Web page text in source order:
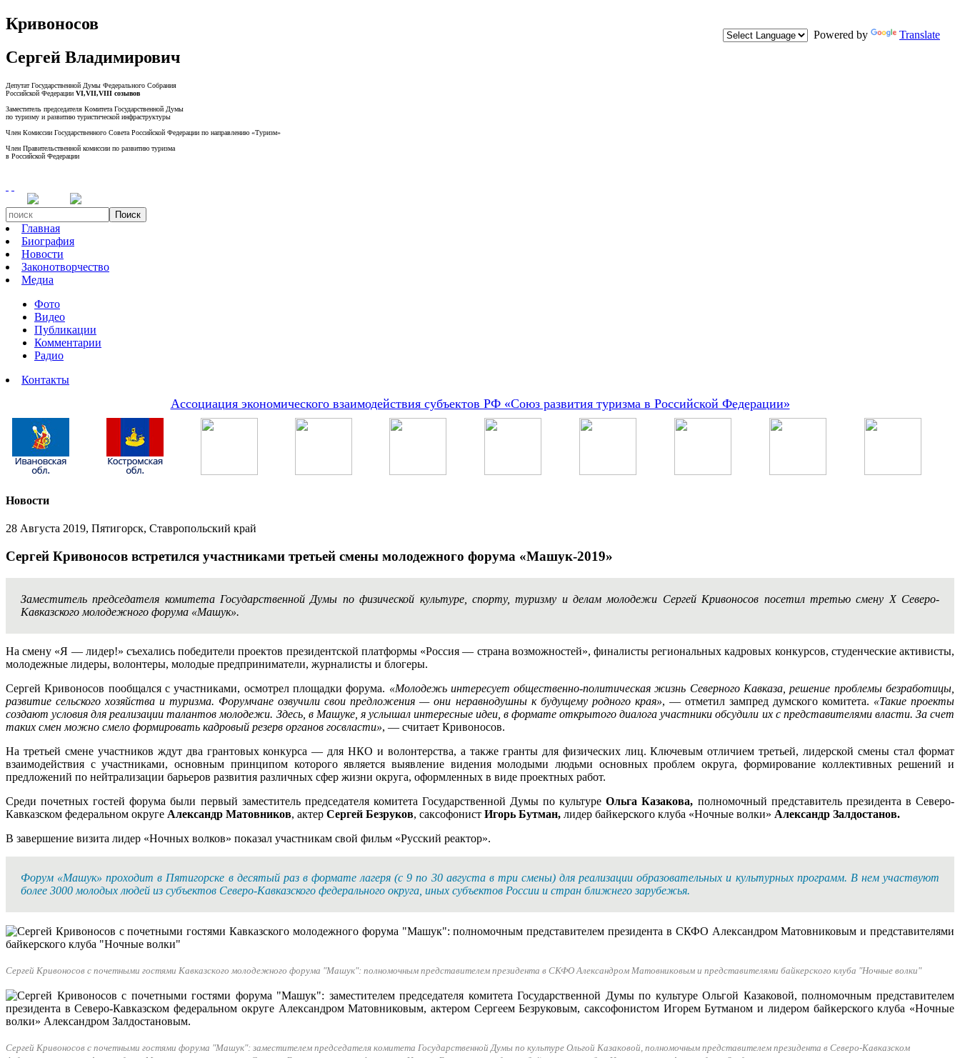
Powered by Translate
Кривоносов
Сергей Владимирович
Депутат Государственной Думы Федерального Собрания
Российской Федерации VI,VII,VIII созывов
Заместитель председателя Комитета Государственной Думы
по туризму и развитию туристической инфраструктуры
Член Комиссии Государственного Совета Российской Федерации по направлению «Туризм»
Член Правительственной комиссии по развитию туризма
в Российской Федерации
Поиск
Главная
Биография
Новости
Законотворчество
Медиа
Фото
Видео
Публикации
Комментарии
Радио
Контакты
Ассоциация экономического взаимодействия субъектов РФ «Союз развития туризма в Российской Федерации»
Новости
28 Августа 2019, Пятигорск, Ставропольский край
Сергей Кривоносов встретился участниками третьей смены молодежного форума «Машук-2019»
Заместитель председателя комитета Государственной Думы по физической культуре, спорту, туризму и делам молодежи Сергей Кривоносов посетил третью смену X Северо-
Кавказского молодежного форума «Машук».
На смену «Я — лидер!» съехались победители проектов президентской платформы «Россия — страна возможностей», финалисты региональных кадровых конкурсов, студенческие активисты,
молодежные лидеры, волонтеры, молодые предприниматели, журналисты и блогеры.
Сергей Кривоносов пообщался с участниками, осмотрел площадки форума. «Молодежь интересует общественно-политическая жизнь Северного Кавказа, решение проблемы безработицы,
развитие сельского хозяйства и туризма. Форумчане озвучили свои предложения — они неравнодушны к будущему родного края», — отметил зампред думского комитета. «Такие проекты
создают условия для реализации талантов молодежи. Здесь, в Машуке, я услышал интересные идеи, в формате открытого диалога участники обсудили их с представителями власти. За счет
таких смен можно смело формировать кадровый резерв органов госвласти», — считает Кривоносов.
На третьей смене участников ждут два грантовых конкурса — для НКО и волонтерства, а также гранты для физических лиц. Ключевым отличием третьей, лидерской смены стал формат
взаимодействия с участниками, основным принципом которого является выявление видения молодыми людьми основных проблем округа, формирование коллективных решений и
предложений по нейтрализации барьеров развития различных сфер жизни округа, оформленных в виде проектных работ.
Среди почетных гостей форума были первый заместитель председателя комитета Государственной Думы по культуреОльга Казакова, полномочный представитель президента в Северо-
Кавказском федеральном округе Александр Матовников, актер Сергей Безруков, саксофонист Игорь Бутман, лидер байкерского клуба «Ночные волки» Александр Залдостанов.
В завершение визита лидер «Ночных волков» показал участникам свой фильм «Русский реактор».
Форум «Машук» проходит в Пятигорске в десятый раз в формате лагеря (с 9 по 30 августа в три смены) для реализации образовательных и культурных программ. В нем участвуют
более 3000 молодых людей из субъектов Северо-Кавказского федерального округа, иных субъектов России и стран ближнего зарубежья.
Сергей Кривоносов с почетными гостями Кавказского молодежного форума "Машук": полномочным представителем президента в СКФО Александром Матовниковым и представителями байкерского клуба "Ночные волки"
Сергей Кривоносов с почетными гостями форума "Машук": заместителем председателя комитета Государственной Думы по культуре Ольгой Казаковой, полномочным представителем президента в Северо-Кавказском